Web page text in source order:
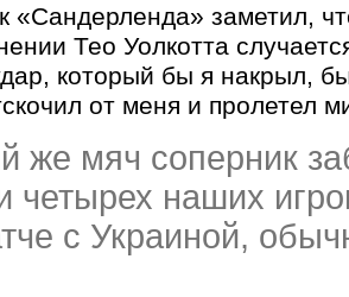
«Сандерленда» заметил,
Тео Уолкотта
который бы я накрыл,
от меня и пролетел
же мяч соперник
четырех наших
с Украиной,